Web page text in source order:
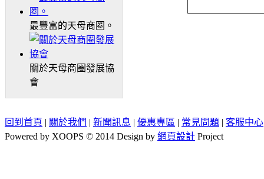
最豐富的天母商圈。
關於天母商圈發展協
會
回到首頁 | 關於我們 | 新聞訊息 | 優惠專區 | 常見問題 | 客服中心
Powered by XOOPS © 2014 Design by 網頁設計 Project